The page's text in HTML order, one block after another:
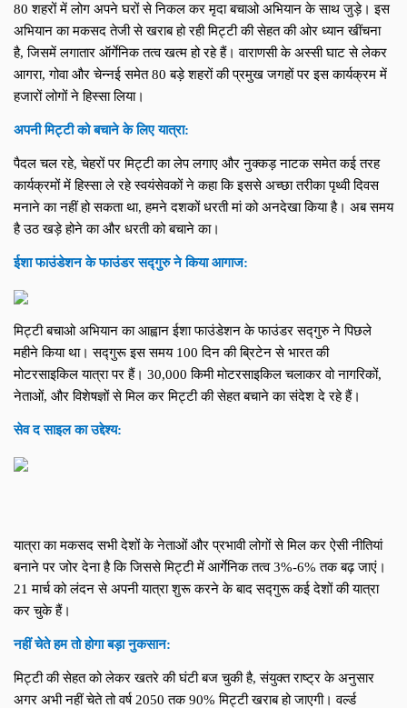
80 शहरों में लोग अपने घरों से निकल कर मृदा बचाओ अभियान के साथ जुड़े। इस
अभियान का मकसद तेजी से खराब हो रही मिट्टी की सेहत की ओर ध्यान खींचना
है, जिसमें लगातार ऑर्गेनिक तत्व खत्म हो रहे हैं। वाराणसी के अस्सी घाट से लेकर
आगरा, गोवा और चेन्नई समेत 80 बड़े शहरों की प्रमुख जगहों पर इस कार्यक्रम में
हजारों लोगों ने हिस्सा लिया।
अपनी मिट्टी को बचाने के लिए यात्रा:
पैदल चल रहे, चेहरों पर मिट्टी का लेप लगाए और नुक्कड़ नाटक समेत कई तरह
कार्यक्रमों में हिस्सा ले रहे स्वयंसेवकों ने कहा कि इससे अच्छा तरीका पृथ्वी दिवस
मनाने का नहीं हो सकता था, हमने दशकों धरती मां को अनदेखा किया है। अब समय
है उठ खड़े होने का और धरती को बचाने का।
ईशा फाउंडेशन के फाउंडर सद्गुरु ने किया आगाज:
मिट्टी बचाओ अभियान का आह्वान ईशा फाउंडेशन के फाउंडर सद्गुरु ने पिछले
महीने किया था। सद्गुरू इस समय 100 दिन की ब्रिटेन से भारत की
मोटरसाइकिल यात्रा पर हैं। 30,000 किमी मोटरसाइकिल चलाकर वो नागरिकों,
नेताओं, और विशेषज्ञों से मिल कर मिट्टी की सेहत बचाने का संदेश दे रहे हैं।
सेव द साइल का उद्देश्य:
यात्रा का मकसद सभी देशों के नेताओं और प्रभावी लोगों से मिल कर ऐसी नीतियां
बनाने पर जोर देना है कि जिससे मिट्टी में आर्गेनिक तत्व 3%-6% तक बढ़ जाएं।
21 मार्च को लंदन से अपनी यात्रा शुरू करने के बाद सद्गुरू कई देशों की यात्रा
कर चुके हैं।
नहीं चेते हम तो होगा बड़ा नुकसान:
मिट्टी की सेहत को लेकर खतरे की घंटी बज चुकी है, संयुक्त राष्ट्र के अनुसार
अगर अभी नहीं चेते तो वर्ष 2050 तक 90% मिट्टी खराब हो जाएगी। वर्ल्ड